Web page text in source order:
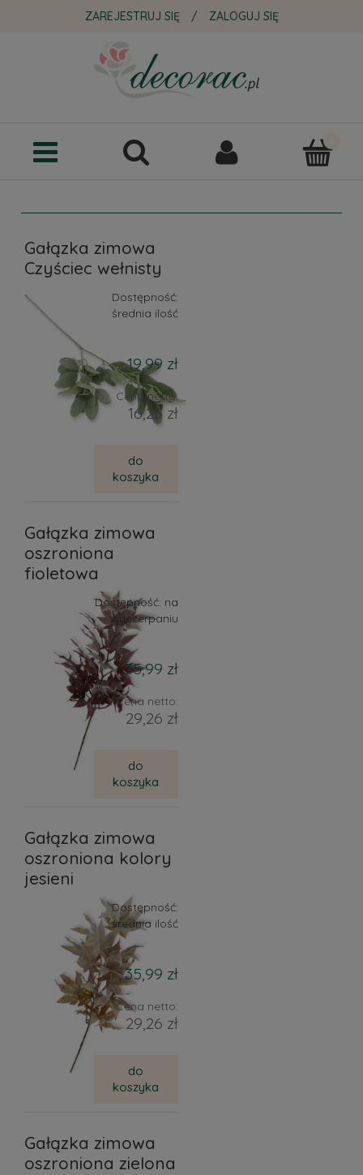
ZAREJESTRUJ SIĘ / ZALOGUJ SIĘ
Gałązka zimowa
Czyściec wełnisty
Dostępność:
średnia ilość
19,99 zł
Cena netto:
16,25 zł
do
koszyka
Gałązka zimowa
oszroniona
fioletowa
Dostępność: na
wyczerpaniu
35,99 zł
Cena netto:
29,26 zł
do
koszyka
Gałązka zimowa
oszroniona kolory
jesieni
Dostępność:
średnia ilość
35,99 zł
Cena netto:
29,26 zł
do
koszyka
Gałązka zimowa
oszroniona zielona